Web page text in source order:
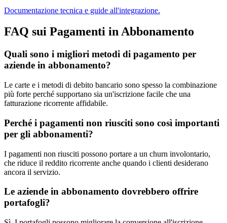
Documentazione tecnica e guide all'integrazione.
FAQ sui Pagamenti in Abbonamento
Quali sono i migliori metodi di pagamento per
aziende in abbonamento?
Le carte e i metodi di debito bancario sono spesso la combinazione
più forte perché supportano sia un'iscrizione facile che una
fatturazione ricorrente affidabile.
Perché i pagamenti non riusciti sono così importanti
per gli abbonamenti?
I pagamenti non riusciti possono portare a un churn involontario,
che riduce il reddito ricorrente anche quando i clienti desiderano
ancora il servizio.
Le aziende in abbonamento dovrebbero offrire
portafogli?